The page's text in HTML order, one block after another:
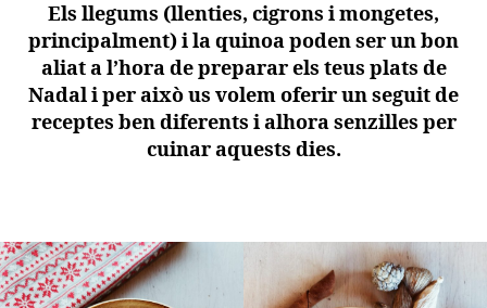
Els llegums (llenties, cigrons i mongetes,
principalment) i la quinoa poden ser un bon
aliat a l’hora de preparar els teus plats de
Nadal i per això us volem oferir un seguit de
receptes ben diferents i alhora senzilles per
cuinar aquests dies.